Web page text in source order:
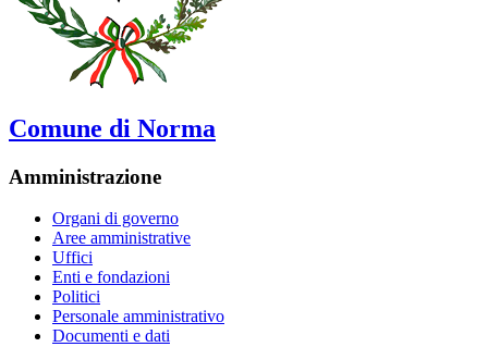
Comune di Norma
Amministrazione
Organi di governo
Aree amministrative
Uffici
Enti e fondazioni
Politici
Personale amministrativo
Documenti e dati